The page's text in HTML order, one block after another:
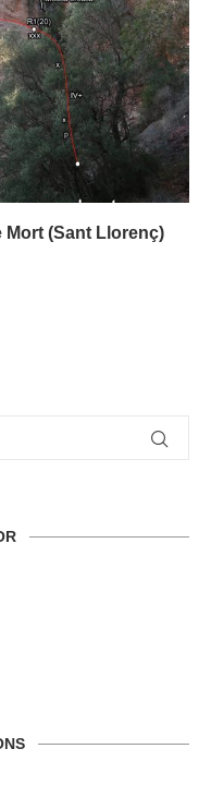
Mort (Sant Llorenç)